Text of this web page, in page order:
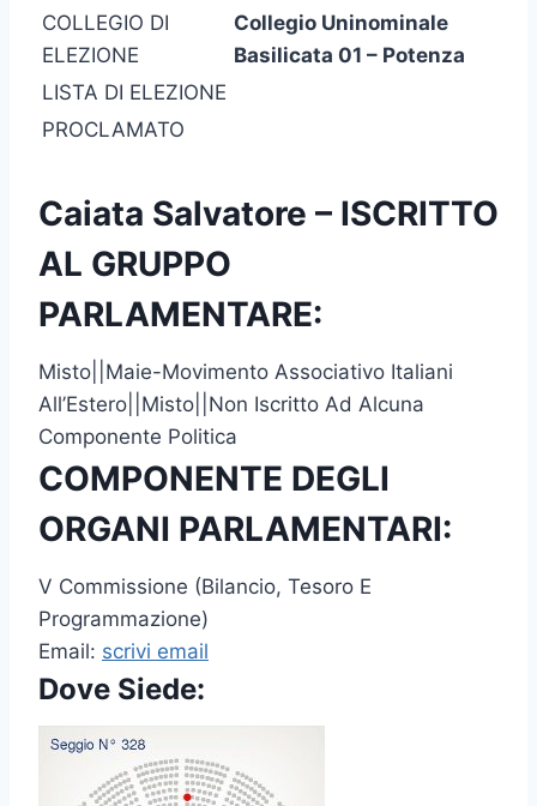
COLLEGIO DI
ELEZIONE
Collegio Uninominale
Basilicata 01 – Potenza
LISTA DI ELEZIONE
PROCLAMATO
Caiata Salvatore – ISCRITTO
AL GRUPPO
PARLAMENTARE:
Misto||Maie-Movimento Associativo Italiani
All’Estero||Misto||Non Iscritto Ad Alcuna
Componente Politica
COMPONENTE DEGLI
ORGANI PARLAMENTARI:
V Commissione (Bilancio, Tesoro E
Programmazione)
Email: scrivi email
Dove Siede: